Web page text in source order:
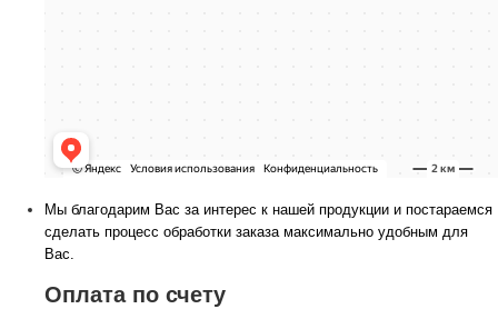
Мы благодарим Вас за интерес к нашей продукции и постараемся
сделать процесс обработки заказа максимально удобным для
Вас.
Оплата по счету